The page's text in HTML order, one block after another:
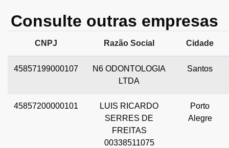
Consulte outras empresas
CNPJ Razão Social Cidade
45857199000107
N6 ODONTOLOGIA
LTDA
Santos
45857200000101
LUIS RICARDO
SERRES DE
FREITAS
00338511075
Porto
Alegre